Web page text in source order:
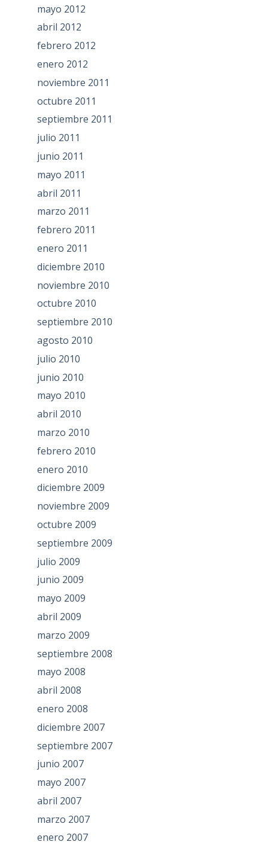
mayo 2012
abril 2012
febrero 2012
enero 2012
noviembre 2011
octubre 2011
septiembre 2011
julio 2011
junio 2011
mayo 2011
abril 2011
marzo 2011
febrero 2011
enero 2011
diciembre 2010
noviembre 2010
octubre 2010
septiembre 2010
agosto 2010
julio 2010
junio 2010
mayo 2010
abril 2010
marzo 2010
febrero 2010
enero 2010
diciembre 2009
noviembre 2009
octubre 2009
septiembre 2009
julio 2009
junio 2009
mayo 2009
abril 2009
marzo 2009
septiembre 2008
mayo 2008
abril 2008
enero 2008
diciembre 2007
septiembre 2007
junio 2007
mayo 2007
abril 2007
marzo 2007
enero 2007